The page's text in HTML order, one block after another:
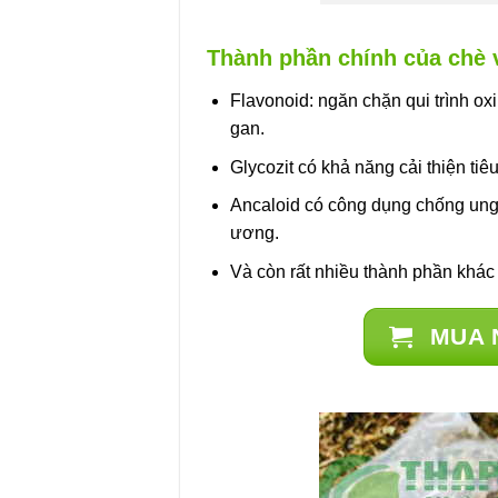
Thành phần chính của
Flavonoid: ngăn chặn qui trình
gan.
Glycozit có khả năng cải thiện
Ancaloid có công dụng chống
ương.
Và còn rất nhiều thành phần
MUA